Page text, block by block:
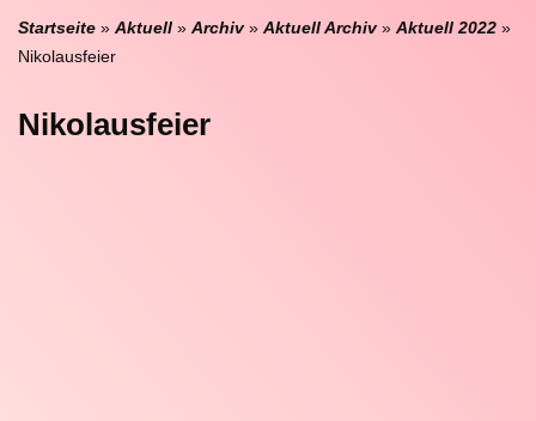
Startseite » Aktuell » Archiv» Aktuell Archiv» Aktuell 2022 »
Nikolausfeier
Nikolausfeier